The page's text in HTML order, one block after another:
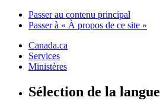
Passer au contenu principal
Passer à « À propos de ce site »
Canada.ca
Services
Ministères
Sélection de la langue